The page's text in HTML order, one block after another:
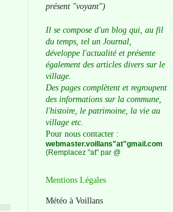
présent "voyant")
Il se compose d'un blog qui, au fil
du temps, tel un Journal,
développe l'actualité et présente
également des articles divers sur le
village.
Des pages complètent et regroupent
des informations sur la commune,
l'histoire, le patrimoine, la vie au
village etc.
Pour nous contacter :
webmaster.voillans"at"gmail.com
(Remplacez "at" par @
Mentions Légales
Météo à Voillans